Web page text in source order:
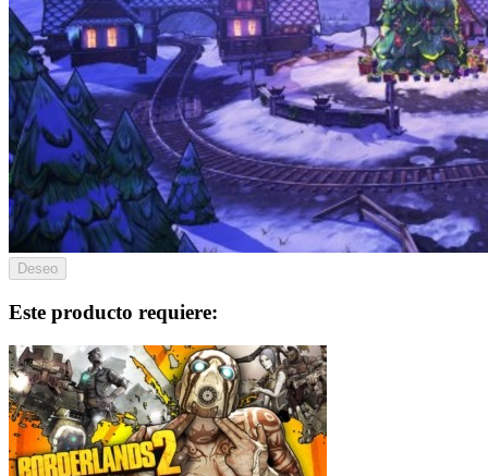
Deseo
Este producto requiere: